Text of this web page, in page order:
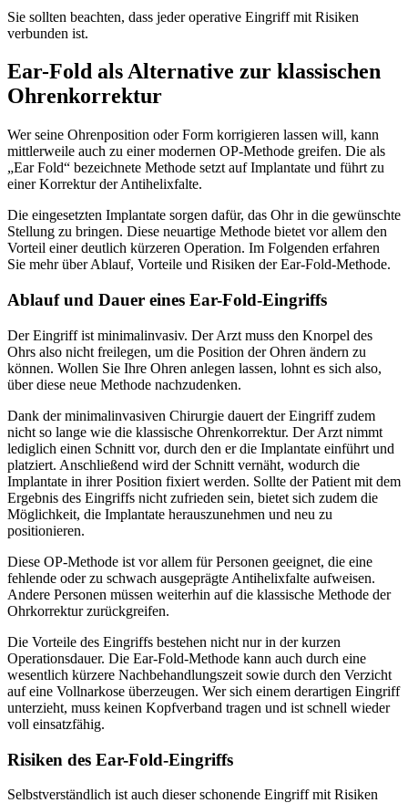
Sie sollten beachten, dass jeder operative Eingriff mit Risiken
verbunden ist.
Ear-Fold als Alternative zur klassischen
Ohrenkorrektur
Wer seine Ohrenposition oder Form korrigieren lassen will, kann
mittlerweile auch zu einer modernen OP-Methode greifen. Die als
„Ear Fold“ bezeichnete Methode setzt auf Implantate und führt zu
einer Korrektur der Antihelixfalte.
Die eingesetzten Implantate sorgen dafür, das Ohr in die gewünschte
Stellung zu bringen. Diese neuartige Methode bietet vor allem den
Vorteil einer deutlich kürzeren Operation. Im Folgenden erfahren
Sie mehr über Ablauf, Vorteile und Risiken der Ear-Fold-Methode.
Ablauf und Dauer eines Ear-Fold-Eingriffs
Der Eingriff ist minimalinvasiv. Der Arzt muss den Knorpel des
Ohrs also nicht freilegen, um die Position der Ohren ändern zu
können. Wollen Sie Ihre Ohren anlegen lassen, lohnt es sich also,
über diese neue Methode nachzudenken.
Dank der minimalinvasiven Chirurgie dauert der Eingriff zudem
nicht so lange wie die klassische Ohrenkorrektur. Der Arzt nimmt
lediglich einen Schnitt vor, durch den er die Implantate einführt und
platziert. Anschließend wird der Schnitt vernäht, wodurch die
Implantate in ihrer Position fixiert werden. Sollte der Patient mit dem
Ergebnis des Eingriffs nicht zufrieden sein, bietet sich zudem die
Möglichkeit, die Implantate herauszunehmen und neu zu
positionieren.
Diese OP-Methode ist vor allem für Personen geeignet, die eine
fehlende oder zu schwach ausgeprägte Antihelixfalte aufweisen.
Andere Personen müssen weiterhin auf die klassische Methode der
Ohrkorrektur zurückgreifen.
Die Vorteile des Eingriffs bestehen nicht nur in der kurzen
Operationsdauer. Die Ear-Fold-Methode kann auch durch eine
wesentlich kürzere Nachbehandlungszeit sowie durch den Verzicht
auf eine Vollnarkose überzeugen. Wer sich einem derartigen Eingriff
unterzieht, muss keinen Kopfverband tragen und ist schnell wieder
voll einsatzfähig.
Risiken des Ear-Fold-Eingriffs
Selbstverständlich ist auch dieser schonende Eingriff mit Risiken